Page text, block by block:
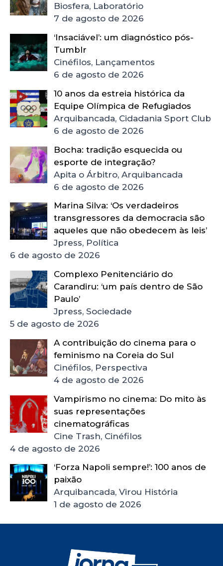
Biosfera, Laboratório
7 de agosto de 2026
‘Insaciável’: um diagnóstico pós-
Tumblr
Cinéfilos, Lançamentos
6 de agosto de 2026
10 anos da estreia histórica da
Equipe Olímpica de Refugiados
Arquibancada, Cidadania Sport Club
6 de agosto de 2026
Bocha: tradição esquecida ou
esporte de integração?
Apita o Árbitro, Arquibancada
6 de agosto de 2026
Marina Silva: ‘Os verdadeiros
transgressores da democracia são
aqueles que não obedecem às leis’
Jpress, Política
6 de agosto de 2026
Complexo Penitenciário do
Carandiru: ‘um país dentro de São
Paulo’
Jpress, Sociedade
5 de agosto de 2026
A contribuição do cinema para o
feminismo na Coreia do Sul
Cinéfilos, Perspectiva
4 de agosto de 2026
Vampirismo no cinema: Do mito às
suas representações
cinematográficas
Cine Trash, Cinéfilos
4 de agosto de 2026
‘Forza Napoli sempre!’: 100 anos de
paixão
Arquibancada, Virou História
1 de agosto de 2026